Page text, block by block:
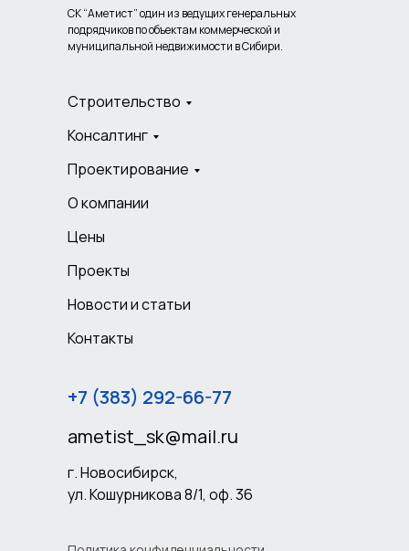
Строительство
ametist_sk@mail.ru
Консалтинг
Проектирование
О компании
Проекты
Новости и статьи
Контакты
+7 (383) 292-66-77
СК “Аметист” один из ведущих генеральных
подрядчиков по объектам коммерческой и
муниципальной недвижимости в Сибири.
г. Новосибирск,
ул. Кошурникова 8/1, оф. 36
Цены